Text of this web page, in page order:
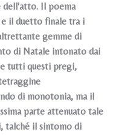
dell'atto. Il poema
il duetto finale tra i
gemme di
di Natale intonato dai
tutti questi pregi,
di monotonia, ma il
parte attenuato tale
talché il sintomo di